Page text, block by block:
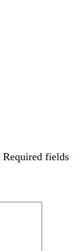
Required fields